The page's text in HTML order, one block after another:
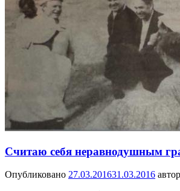
Считаю себя неравнодушным
Опубликовано 27.03.201631.03.2016